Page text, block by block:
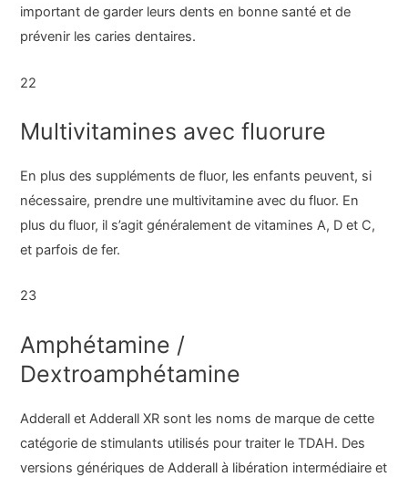
important de garder leurs dents en bonne santé et de
prévenir les caries dentaires.
22
Multivitamines avec fluorure
En plus des suppléments de fluor, les enfants peuvent, si
nécessaire, prendre une multivitamine avec du fluor. En
plus du fluor, il s’agit généralement de vitamines A, D et C,
et parfois de fer.
23
Amphétamine /
Dextroamphétamine
Adderall et Adderall XR sont les noms de marque de cette
catégorie de stimulants utilisés pour traiter le TDAH. Des
versions génériques de Adderall à libération intermédiaire et